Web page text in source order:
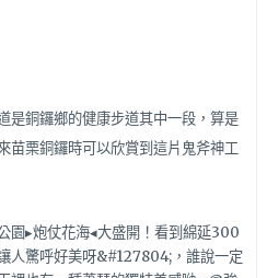
是銅鑼鄉的健康步道其中一段，算是
苗栗銅鑼時可以欣賞到這片鬼斧神工